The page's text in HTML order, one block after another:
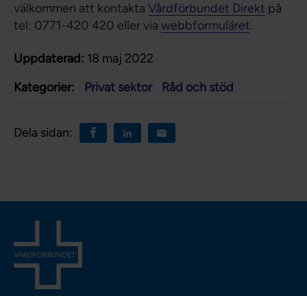
välkommen att kontakta Vårdförbundet Direkt på
tel: 0771-420 420 eller via webbformuläret.
Uppdaterad: 18 maj 2022
Kategorier:
Privat sektor Råd och stöd
Dela sidan: